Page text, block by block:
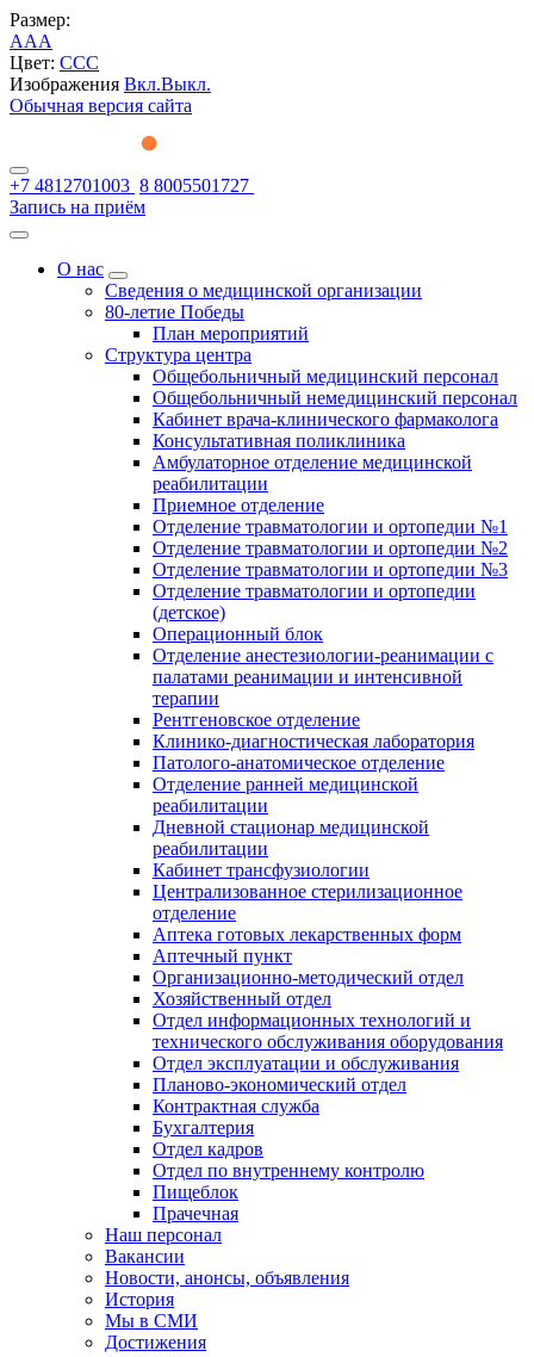
Размер:
AAA
Цвет: CCC
Изображения Вкл.Выкл.
Обычная версия сайта
+7 4812701003 8 8005501727
Запись на приём
О нас
Сведения о медицинской организации
80-летие Победы
План мероприятий
Структура центра
Общебольничный медицинский персонал
Общебольничный немедицинский персонал
Кабинет врача-клинического фармаколога
Консультативная поликлиника
Амбулаторное отделение медицинской
реабилитации
Приемное отделение
Отделение травматологии и ортопедии №1
Отделение травматологии и ортопедии №2
Отделение травматологии и ортопедии №3
Отделение травматологии и ортопедии
(детское)
Операционный блок
Отделение анестезиологии-реанимации с
палатами реанимации и интенсивной
терапии
Рентгеновское отделение
Клинико-диагностическая лаборатория
Патолого-анатомическое отделение
Отделение ранней медицинской
реабилитации
Дневной стационар медицинской
реабилитации
Кабинет трансфузиологии
Централизованное стерилизационное
отделение
Аптека готовых лекарственных форм
Аптечный пункт
Организационно-методический отдел
Хозяйственный отдел
Отдел информационных технологий и
технического обслуживания оборудования
Отдел эксплуатации и обслуживания
Планово-экономический отдел
Контрактная служба
Бухгалтерия
Отдел кадров
Отдел по внутреннему контролю
Пищеблок
Прачечная
Наш персонал
Вакансии
Новости, анонсы, объявления
История
Мы в СМИ
Достижения